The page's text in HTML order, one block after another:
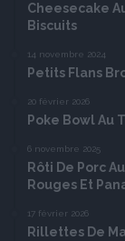
Cheesecake
Biscuits
14 novembre 2024
Petits Flans
20 février 2026
Poke Bowl Au
6 novembre 2025
Rôti De Porc
Rouges Et
17 février 2026
Rillettes De